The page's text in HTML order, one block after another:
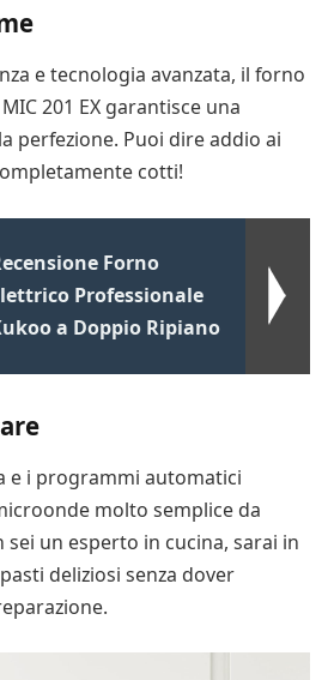
e tecnologia avanzata, il forno
201 EX garantisce una
perfezione. Puoi dire addio ai
cotti!
Forno
Professionale
a Doppio Ripiano
e i programmi automatici
molto semplice da
sei un esperto in cucina, sarai in
deliziosi senza dover